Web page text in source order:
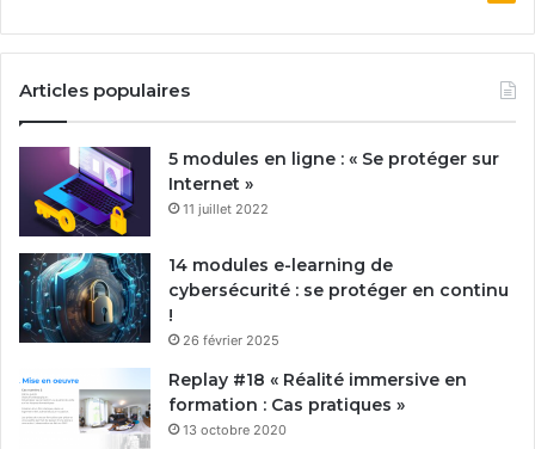
Articles populaires
5 modules en ligne : « Se protéger sur
Internet »
11 juillet 2022
14 modules e-learning de
cybersécurité : se protéger en continu
!
26 février 2025
Replay #18 « Réalité immersive en
formation : Cas pratiques »
13 octobre 2020